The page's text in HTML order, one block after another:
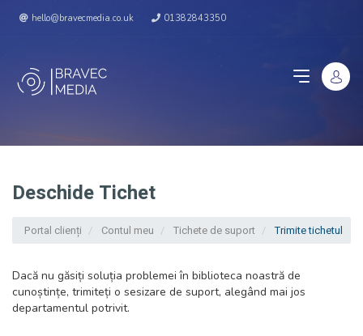
hello@bravecmedia.co.uk 01382843350
Deschide Tichet
Portal clienți Contul meu Tichete de suport Trimite tichetul
Dacă nu găsiți soluția problemei în biblioteca noastră de
cunoștințe, trimiteți o sesizare de suport, alegând mai jos
departamentul potrivit.